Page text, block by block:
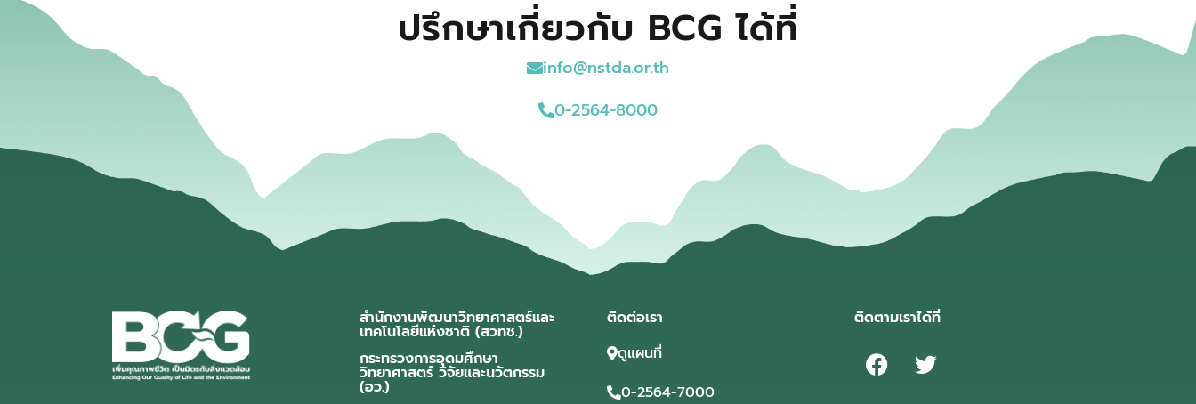
ปรึกษาเกี่ยวกับ BCG ได้ที่
info@nstda.or.th
0-2564-8000
สำนักงานพัฒนาวิทยาศาสตร์และ
เทคโนโลยีแห่งชาติ (สวทช.)
กระทรวงการอุดมศึกษา
วิทยาศาสตร์ วิจัยและนวัตกรรม
(อว.)
ติดต่อเรา
ดูแผนที่
0-2564-7000
ติดตามเราได้ที่